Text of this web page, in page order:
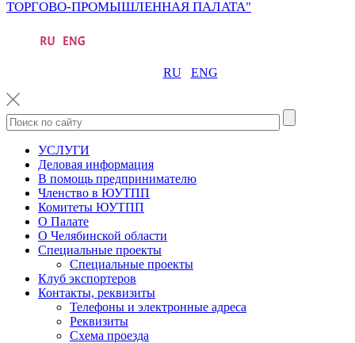
ТОРГОВО-ПРОМЫШЛЕННАЯ ПАЛАТА"
RU ENG
УСЛУГИ
Деловая информация
В помощь предпринимателю
Членство в ЮУТПП
Комитеты ЮУТПП
О Палате
О Челябинской области
Специальные проекты
Специальные проекты
Клуб экспортеров
Контакты, реквизиты
Телефоны и электронные адреса
Реквизиты
Схема проезда